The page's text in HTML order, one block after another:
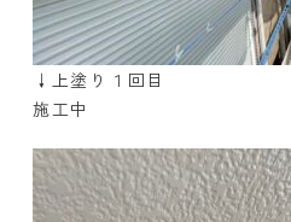
↓上塗り１回目
施工中